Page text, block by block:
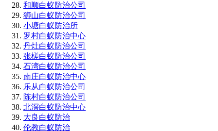
和顺白蚁防治公司
狮山白蚁防治公司
小塘白蚁防治所
罗村白蚁防治中心
丹灶白蚁防治公司
张槎白蚁防治公司
石湾白蚁防治公司
南庄白蚁防治中心
乐从白蚁防治公司
陈村白蚁防治公司
北滘白蚁防治中心
大良白蚁防治
伦教白蚁防治